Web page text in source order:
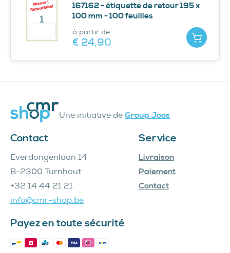
167162 - étiquette de retour 195 x
100 mm - 100 feuilles
à partir de
€ 24,90
Une initiative deGroup Joos
Contact
Everdongenlaan 14
B-2300 Turnhout
+32 14 44 21 21
info@cmr-shop.be
Service
Livraison
Paiement
Contact
Payez en toute sécurité